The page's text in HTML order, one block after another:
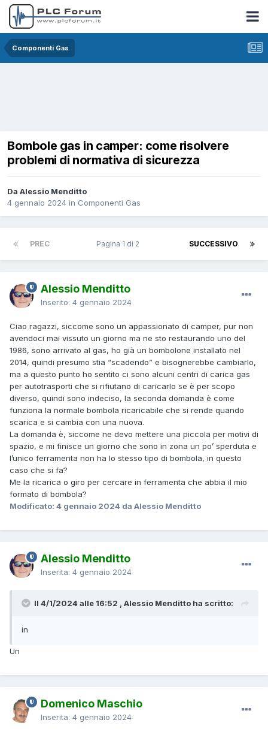
Componenti Gas
Bombole gas in camper: come risolvere
problemi di normativa di sicurezza
Da Alessio Menditto
4 gennaio 2024 in Componenti Gas
PREC SUCCESSIVO
Pagina 1 di 2
Alessio Menditto
Inserito: 4 gennaio 2024
Ciao ragazzi, siccome sono un appassionato di camper, pur non
avendoci mai vissuto un giorno ma ne sto restaurando uno del
1986, sono arrivato al gas, ho già un bombolone installato nel
2014, quindi presumo stia “scadendo” e bisognerebbe cambiarlo,
ma a questo punto ho sentito ci sono alcuni centri di carica gas
per autotrasporti che si rifiutano di caricarlo se è per scopo
diverso, quindi sono indeciso, la seconda domanda è come
funziona la normale bombola ricaricabile che si rende quando
scarica e si cambia con una nuova.
La domanda è, siccome ne devo mettere una piccola per motivi di
spazio, e mi finisce un giorno che sono in zona un po’ sperduta e
l’unico ferramenta non ha lo stesso tipo di bombola, in questo
caso che si fa?
Me la ricarica o giro per cercare in ferramenta che abbia il mio
formato di bombola?
Modificato: 4 gennaio 2024 da Alessio Menditto
Alessio Menditto
Inserita: 4 gennaio 2024
Il 4/1/2024 alle 16:52 , Alessio Menditto ha scritto:
in
Un
Domenico Maschio
Inserita: 4 gennaio 2024